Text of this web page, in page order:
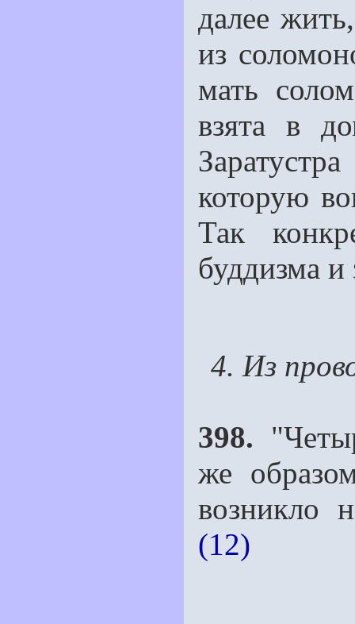
далее
из
мать
взята в
которую
Так
буддизма и
4. Из
398.
же
возникло
(12)